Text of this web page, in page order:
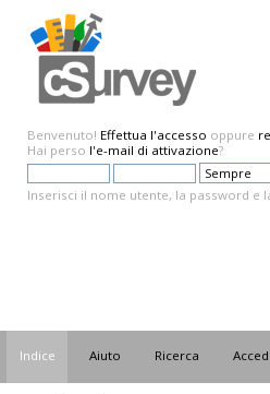
Benvenuto! Effettua l'accesso oppure
Hai perso l'e-mail di attivazione?
Inserisci il nome utente, la password e
Indice Aiuto Ricerca Accedi